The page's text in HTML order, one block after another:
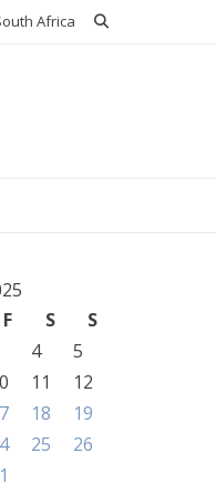
Africa
F S
S
4
5
11
12
18
19
25
26